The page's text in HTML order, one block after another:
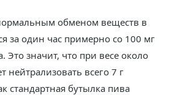
обменом веществ в
за один час примерно со 100 мг
Это значит, что при весе около
нейтрализовать всего 7 г
стандартная бутылка пива